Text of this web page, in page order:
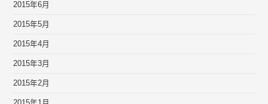
2015年6月
2015年5月
2015年4月
2015年3月
2015年2月